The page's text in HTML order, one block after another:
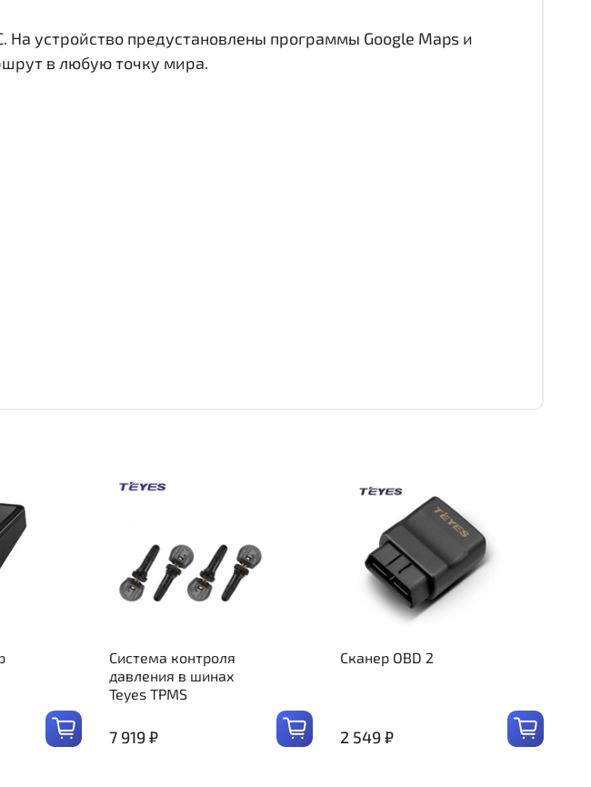
На устройство предустановлены программы Google Maps и
в любую точку мира.
Система контроля
давления в шинах
Teyes TPMS
7 919 ₽
Сканер OBD 2
2 549 ₽